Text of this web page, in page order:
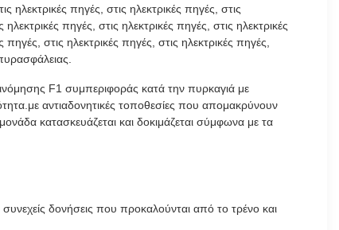
ηλεκτρικές πηγές, στις ηλεκτρικές πηγές, στις
πηγές, στις ηλεκτρικές πηγές, στις ηλεκτρικές
στις ηλεκτρικές πηγές, στις ηλεκτρικές πηγές,
F1 συμπεριφοράς κατά την πυρκαγιά με
αντιαδονητικές τοποθεσίες που απομακρύνουν
κατασκευάζεται και δοκιμάζεται σύμφωνα με τα
συνεχείς δονήσεις που προκαλούνται από το τρένο και